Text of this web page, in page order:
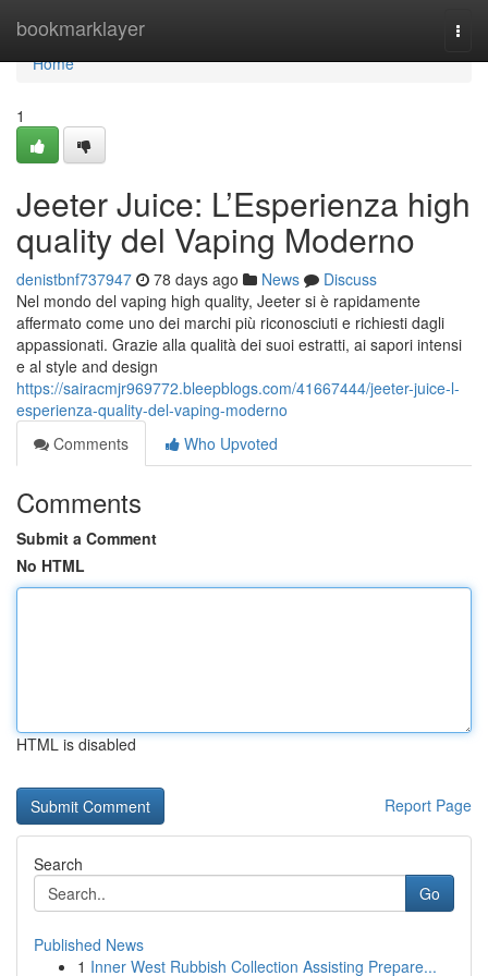
bookmarklayer
Home
Home
1
Jeeter Juice: L’Esperienza high
quality del Vaping Moderno
denistbnf737947 78 days ago News
Discuss
Nel mondo del vaping high quality, Jeeter si è rapidamente
affermato come uno dei marchi più riconosciuti e richiesti dagli
appassionati. Grazie alla qualità dei suoi estratti, ai sapori intensi
e al style and design
https://sairacmjr969772.bleepblogs.com/41667444/jeeter-juice-l-
esperienza-quality-del-vaping-moderno
Comments
Who Upvoted
Comments
Submit a Comment
No HTML
HTML is disabled
Report Page
Search
Go
Published News
1 Inner West Rubbish Collection Assisting Prepare...